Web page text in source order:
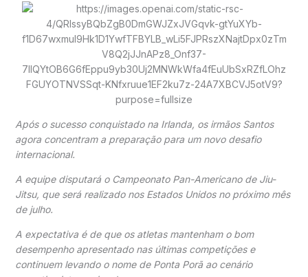
Após o sucesso conquistado na Irlanda, os irmãos Santos
agora concentram a preparação para um novo desafio
internacional.
A equipe disputará o Campeonato Pan-Americano de Jiu-
Jitsu, que será realizado nos Estados Unidos no próximo mês
de julho.
A expectativa é de que os atletas mantenham o bom
desempenho apresentado nas últimas competições e
continuem levando o nome de Ponta Porã ao cenário